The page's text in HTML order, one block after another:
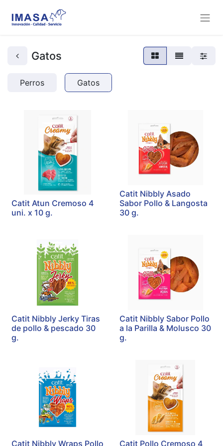
Gatos
Perros Gatos
Catit Atun Cremoso 4
uni. x 10 g.
Catit Nibbly Asado
Sabor Pollo & Langosta
30 g.
Catit Nibbly Jerky Tiras
de pollo & pescado 30
g.
Catit Nibbly Sabor Pollo
a la Parilla & Molusco 30
g.
Catit Nibbly Wraps Pollo Catit Pollo Cremoso 4